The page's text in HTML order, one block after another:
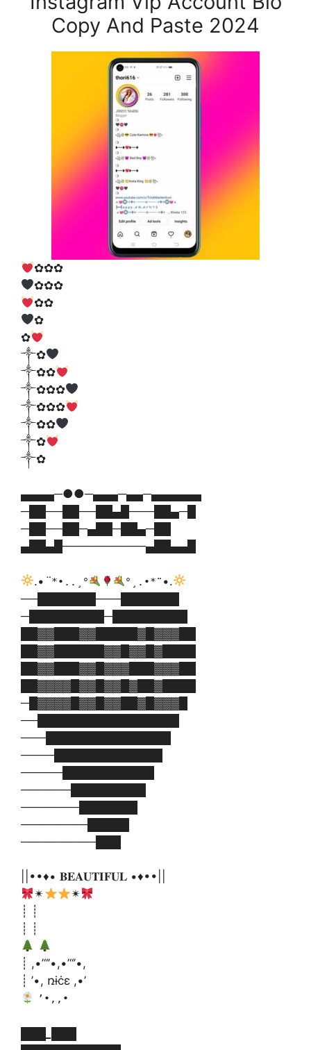
Copy And Paste 2024
✿✿✿
✿✿✿
✿✿
✿
✿
༒✿
༒✿✿
༒✿✿✿
༒✿✿✿
༒✿✿
༒✿
༒✿
▄▄▄▄─●●─▄▄▄─▄▄─▄▄▄▄▄▄
─██──██──██▄█───██▄─█
─██──██─▄██─██▄─██
▄██▄█──────────▄██▄▄█
.• ¨*•..¸° °¸.•*¨ •.
──███████───███████
─█████████─█████████
██▓▓███▓▓█████▓█▓▓▓██
██▓▓██████▓▓█▓▓█▓████
██▓▓███▓▓█▓▓▓███▓▓▓██
██▓▓▓▓█▓▓█▓▓█▓██▓████
─█▓▓▓▓█▓▓█▓▓██▓█▓▓▓█
──█████████████████
───███████████████
────█████████████
─────███████████
──────█████████
───────███████
────────█████
─────────███
||••♦• 𝐁𝐄𝐀𝐔𝐓𝐈𝐅𝐔𝐋 •♦••||
✴
✴
┊ ┊
┊ ┊
┊ ,•’“’•,•’“’•,
┊ ’•, ռɨċɛ ,•’
’•,,•